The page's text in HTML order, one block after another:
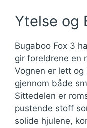
Ytelse og
Bugaboo Fox 3
gir foreldrene en
Vognen er lett og
gjennom både
Sittedelen er
pustende stoff
solide hjulene,